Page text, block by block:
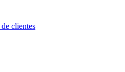
clientes